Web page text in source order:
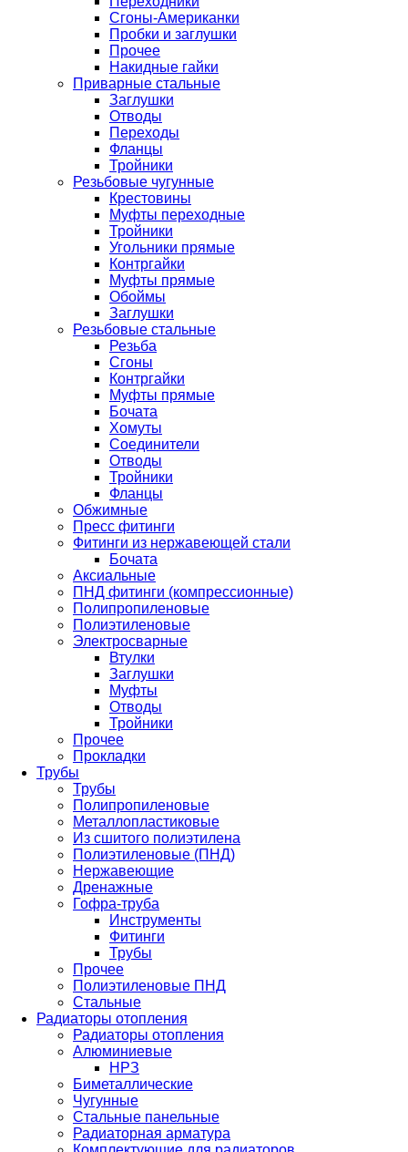
Сгоны-Американки
Пробки и заглушки
Прочее
Накидные гайки
Приварные стальные
Заглушки
Отводы
Переходы
Фланцы
Тройники
Резьбовые чугунные
Крестовины
Муфты переходные
Тройники
Угольники прямые
Контргайки
Муфты прямые
Обоймы
Заглушки
Резьбовые стальные
Резьба
Сгоны
Контргайки
Муфты прямые
Бочата
Хомуты
Соединители
Отводы
Тройники
Фланцы
Обжимные
Пресс фитинги
Фитинги из нержавеющей стали
Бочата
Аксиальные
ПНД фитинги (компрессионные)
Полипропиленовые
Полиэтиленовые
Электросварные
Втулки
Заглушки
Муфты
Отводы
Тройники
Прочее
Прокладки
Трубы
Трубы
Полипропиленовые
Металлопластиковые
Из сшитого полиэтилена
Полиэтиленовые (ПНД)
Нержавеющие
Дренажные
Гофра-труба
Инструменты
Фитинги
Трубы
Прочее
Полиэтиленовые ПНД
Стальные
Радиаторы отопления
Радиаторы отопления
Алюминиевые
НРЗ
Биметаллические
Чугунные
Стальные панельные
Радиаторная арматура